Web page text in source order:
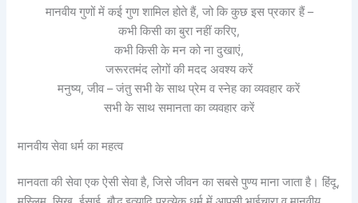
मानवीय गुणों में कई गुण शामिल होते हैं, जो कि कुछ इस प्रकार हैं –
कभी किसी का बुरा नहीं करिए,
कभी किसी के मन को ना दुखाएं,
जरूरतमंद लोगों की मदद अवश्य करें
मनुष्य, जीव – जंतु सभी के साथ प्रेम व स्नेह का व्यवहार करें
सभी के साथ समानता का व्यवहार करें
मानवीय सेवा धर्म का महत्व
मानवता की सेवा एक ऐसी सेवा है, जिसे जीवन का सबसे पुण्य माना जाता है। हिंदू,